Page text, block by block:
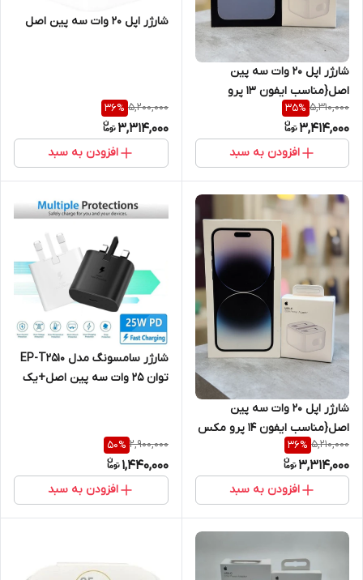
شارژر اپل 20 وات سه پین
اصل{مناسب ایفون 13 پرو
)+محافظ کابل هدیه+گارانتی
شرکتی
5,310,000
35%
3,414,000
افزودن به سبد
شارژر اپل 20 وات سه پین اصل
5,200,000
36%
3,314,000
افزودن به سبد
شارژر اپل 20 وات سه پین
اصل{مناسب ایفون 14 پرو مکس
)+محافظ کابل هدیه+گارانتی
شرکتی
5,210,000
36%
3,314,000
افزودن به سبد
شارژر سامسونگ مدل EP-T2510
توان 25 وات سه پین اصل+یک
2,900,000
50%
1,440,000
افزودن به سبد